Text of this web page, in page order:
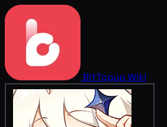
BitTopup Wiki